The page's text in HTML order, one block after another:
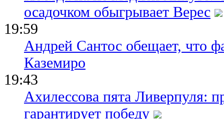
осадочком обыгрывает Верес
19:59
Андрей Сантос обещает, что
Каземиро
19:43
Ахилессова пята Ливерпуля:
гарантирует победу